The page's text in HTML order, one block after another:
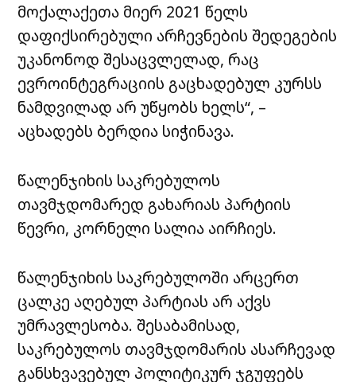
მოქალაქეთა მიერ 2021 წელს
დაფიქსირებული არჩევნების შედეგების
უკანონოდ შესაცვლელად, რაც
ევროინტეგრაციის გაცხადებულ კურსს
ნამდვილად არ უწყობს ხელს“, –
აცხადებს ბერდია სიჭინავა.
წალენჯიხის საკრებულოს
თავმჯდომარედ გახარიას პარტიის
წევრი, კორნელი სალია აირჩიეს.
წალენჯიხის საკრებულოში არცერთ
ცალკე აღებულ პარტიას არ აქვს
უმრავლესობა. შესაბამისად,
საკრებულოს თავმჯდომარის ასარჩევად
განსხვავებულ პოლიტიკურ ჯგუფებს